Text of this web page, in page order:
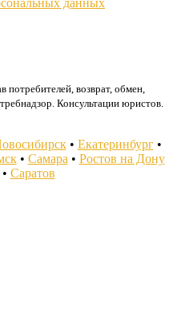
данных
возврат, обмен,
Консультации юристов.
• Екатеринбург•
• Самара • Ростов на Дону
Саратов